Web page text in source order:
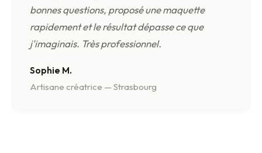
bonnes questions, proposé une maquette
rapidement et le résultat dépasse ce que
j'imaginais. Très professionnel.
Sophie M.
Artisane créatrice — Strasbourg